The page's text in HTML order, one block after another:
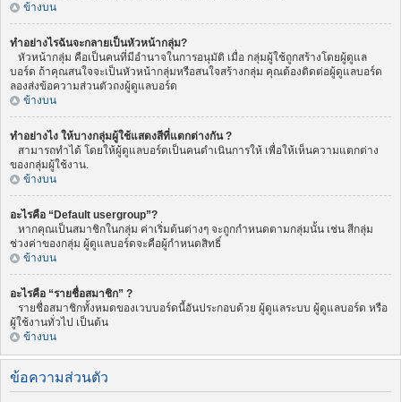
ข้างบน
ทำอย่างไรฉันจะกลายเป็นหัวหน้ากลุ่ม?
หัวหน้ากลุ่ม คือเป็นคนที่มีอำนาจในการอนุมัติ เมื่อ กลุ่มผู้ใช้ถูกสร้างโดยผู้ดูแล
บอร์ด ถ้าคุณสนใจจะเป็นหัวหน้ากลุ่มหรือสนใจสร้างกลุ่ม คุณต้องติดต่อผู้ดูแลบอร์ด
ลองส่งข้อความส่วนตัวถงผู้ดูแลบอร์ด
ข้างบน
ทำอย่างไง ให้บางกลุ่มผู้ใช้แสดงสีที่แตกต่างกัน ?
สามารถทำได้ โดยให้ผู้ดูแลบอร์ดเป็นคนดำเนินการให้ เพื่อให้เห็นความแตกต่าง
ของกลุ่มผู้ใช้งาน.
ข้างบน
อะไรคือ “Default usergroup”?
หากคุณเป็นสมาชิกในกลุ่ม ค่าเริ่มต้นต่างๆ จะถูกกำหนดตามกลุ่มนั้น เช่น สีกลุ่ม
ช่วงค่าของกลุ่ม ผู้ดูแลบอร์ดจะคือผู้กำหนดสิทธิ์
ข้างบน
อะไรคือ “รายชื่อสมาชิก” ?
รายชื่อสมาชิกทั้งหมดของเวบบอร์ดนี้อันประกอบด้วย ผู้ดูแลระบบ ผู้ดูแลบอร์ด หรือ
ผู้ใช้งานทั่วไป เป็นต้น
ข้างบน
ข้อความส่วนตัว